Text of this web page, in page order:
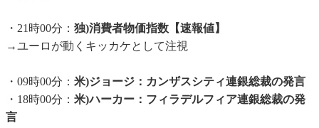
・21時00分： 独)消費者物価指数【速報値】
→ユーロが動くキッカケとして注視
・09時00分： 米)ジョージ：カンザスシティ連銀総裁の発言
・18時00分： 米)ハーカー：フィラデルフィア連銀総裁の発
言